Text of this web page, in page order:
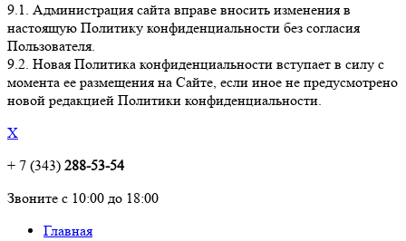
9.1. Администрация сайта вправе вносить изменения в
настоящую Политику конфиденциальности без согласия
Пользователя.
9.2. Новая Политика конфиденциальности вступает в силу с
момента ее размещения на Сайте, если иное не предусмотрено
новой редакцией Политики конфиденциальности.
X
+ 7 (343) 288-53-54
Звоните с 10:00 до 18:00
Главная